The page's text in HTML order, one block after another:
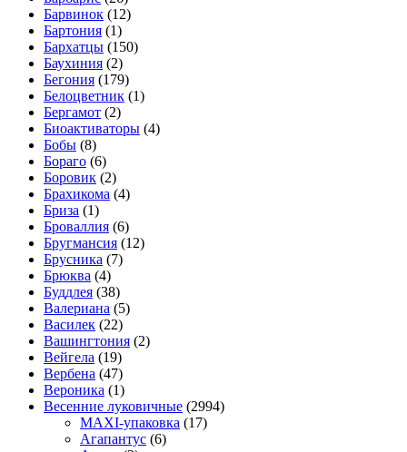
Барвинок (12)
Бартония (1)
Бархатцы (150)
Баухиния (2)
Бегония (179)
Белоцветник (1)
Бергамот (2)
Биоактиваторы (4)
Бобы (8)
Бораго (6)
Боровик (2)
Брахикома (4)
Бриза (1)
Броваллия (6)
Бругмансия (12)
Брусника (7)
Брюква (4)
Буддлея (38)
Валериана (5)
Василек (22)
Вашингтония (2)
Вейгела (19)
Вербена (47)
Вероника (1)
Весенние луковичные (2994)
MAXI-упаковка (17)
Агапантус (6)